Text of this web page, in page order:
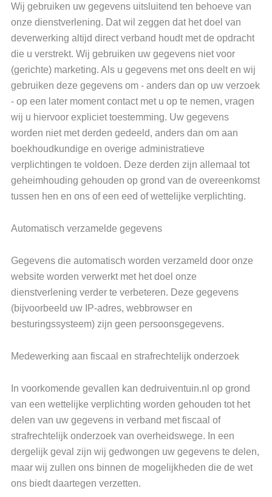
Wij gebruiken uw gegevens uitsluitend ten behoeve van
onze dienstverlening. Dat wil zeggen dat het doel van
deverwerking altijd direct verband houdt met de opdracht
die u verstrekt. Wij gebruiken uw gegevens niet voor
(gerichte) marketing. Als u gegevens met ons deelt en wij
gebruiken deze gegevens om - anders dan op uw verzoek
- op een later moment contact met u op te nemen, vragen
wij u hiervoor expliciet toestemming. Uw gegevens
worden niet met derden gedeeld, anders dan om aan
boekhoudkundige en overige administratieve
verplichtingen te voldoen. Deze derden zijn allemaal tot
geheimhouding gehouden op grond van de overeenkomst
tussen hen en ons of een eed of wettelijke verplichting.
Automatisch verzamelde gegevens
Gegevens die automatisch worden verzameld door onze
website worden verwerkt met het doel onze
dienstverlening verder te verbeteren. Deze gegevens
(bijvoorbeeld uw IP-adres, webbrowser en
besturingssysteem) zijn geen persoonsgegevens.
Medewerking aan fiscaal en strafrechtelijk onderzoek
In voorkomende gevallen kan dedruiventuin.nl op grond
van een wettelijke verplichting worden gehouden tot het
delen van uw gegevens in verband met fiscaal of
strafrechtelijk onderzoek van overheidswege. In een
dergelijk geval zijn wij gedwongen uw gegevens te delen,
maar wij zullen ons binnen de mogelijkheden die de wet
ons biedt daartegen verzetten.